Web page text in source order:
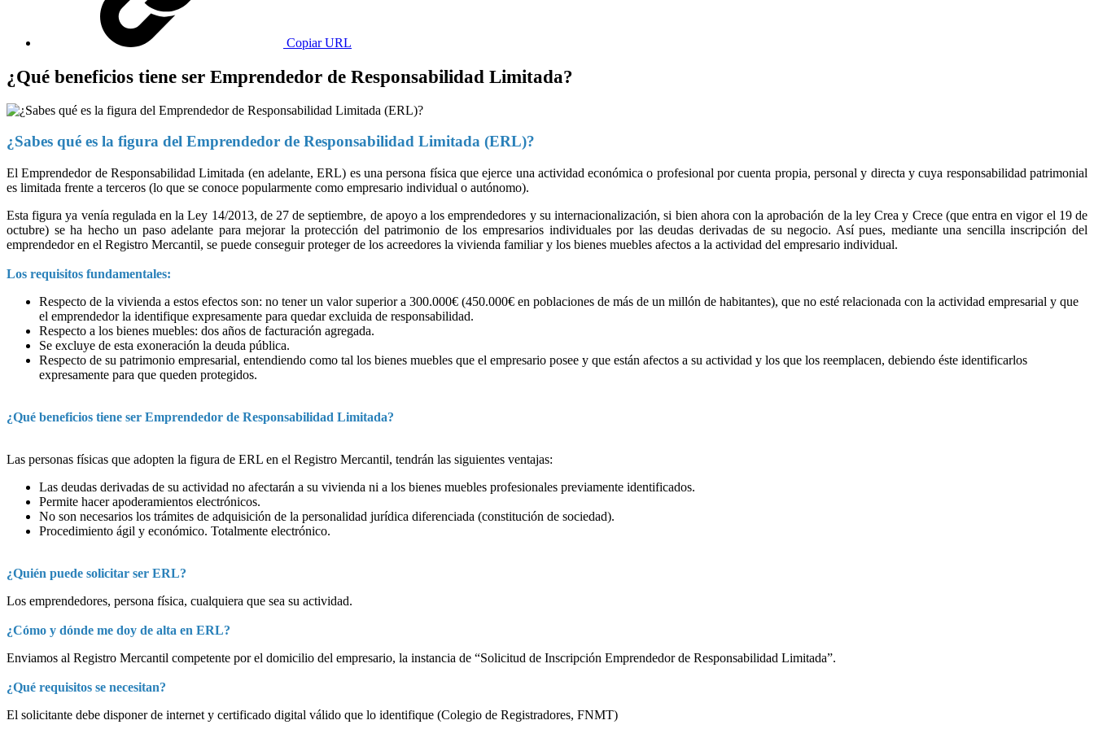
Copiar URL
¿Qué beneficios tiene ser Emprendedor de Responsabilidad Limitada?
¿Sabes qué es la figura del Emprendedor de Responsabilidad Limitada (ERL)?
El Emprendedor de Responsabilidad Limitada (en adelante, ERL) es una persona física que ejerce una actividad económica o profesional por cuenta propia, personal y directa y cuya responsabilidad patrimonial
es limitada frente a terceros (lo que se conoce popularmente como empresario individual o autónomo).
Esta figura ya venía regulada en la Ley 14/2013, de 27 de septiembre, de apoyo a los emprendedores y su internacionalización, si bien ahora con la aprobación de la ley Crea y Crece (que entra en vigor el 19 de
octubre) se ha hecho un paso adelante para mejorar la protección del patrimonio de los empresarios individuales por las deudas derivadas de su negocio. Así pues, mediante una sencilla inscripción del
emprendedor en el Registro Mercantil, se puede conseguir proteger de los acreedores la vivienda familiar y los bienes muebles afectos a la actividad del empresario individual.
Los requisitos fundamentales:
Respecto de la vivienda a estos efectos son: no tener un valor superior a 300.000€ (450.000€ en poblaciones de más de un millón de habitantes), que no esté relacionada con la actividad empresarial y que
el emprendedor la identifique expresamente para quedar excluida de responsabilidad.
Respecto a los bienes muebles: dos años de facturación agregada.
Se excluye de esta exoneración la deuda pública.
Respecto de su patrimonio empresarial, entendiendo como tal los bienes muebles que el empresario posee y que están afectos a su actividad y los que los reemplacen, debiendo éste identificarlos
expresamente para que queden protegidos.
¿Qué beneficios tiene ser Emprendedor de Responsabilidad Limitada?
Las personas físicas que adopten la figura de ERL en el Registro Mercantil, tendrán las siguientes ventajas:
Las deudas derivadas de su actividad no afectarán a su vivienda ni a los bienes muebles profesionales previamente identificados.
Permite hacer apoderamientos electrónicos.
No son necesarios los trámites de adquisición de la personalidad jurídica diferenciada (constitución de sociedad).
Procedimiento ágil y económico. Totalmente electrónico.
¿Quién puede solicitar ser ERL?
Los emprendedores, persona física, cualquiera que sea su actividad.
¿Cómo y dónde me doy de alta en ERL?
Enviamos al Registro Mercantil competente por el domicilio del empresario, la instancia de “Solicitud de Inscripción Emprendedor de Responsabilidad Limitada”.
¿Qué requisitos se necesitan?
El solicitante debe disponer de internet y certificado digital válido que lo identifique (Colegio de Registradores, FNMT)